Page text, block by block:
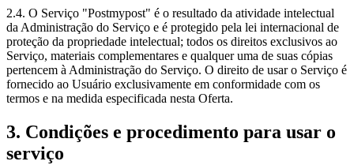
2.4. O Serviço "Postmypost" é o resultado da atividade intelectual
da Administração do Serviço e é protegido pela lei internacional de
proteção da propriedade intelectual; todos os direitos exclusivos ao
Serviço, materiais complementares e qualquer uma de suas cópias
pertencem à Administração do Serviço. O direito de usar o Serviço é
fornecido ao Usuário exclusivamente em conformidade com os
termos e na medida especificada nesta Oferta.
3. Condições e procedimento para usar o
serviço